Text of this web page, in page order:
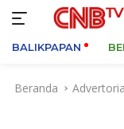
BALIKPAPAN
Beranda